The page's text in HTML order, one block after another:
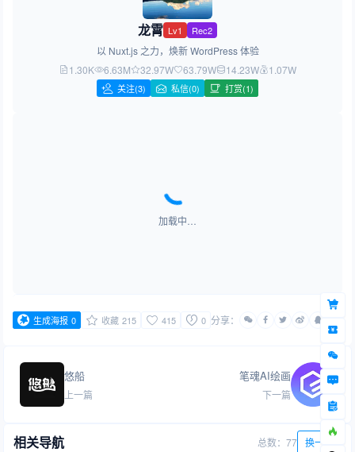
龙霄 Lv1 Rec2
以 Nuxt.js 之力，焕新 WordPress 体验
1.30K
6.63M 32.97W 63.79W 14.23W 1.07W
关注(3) 私信(0) 打赏(1)
加载中…
生成海报 0 收藏 215 415 0 分享：
悠船
上一篇
笔魂AI绘画
下一篇
相关导航 总数：77 换一批